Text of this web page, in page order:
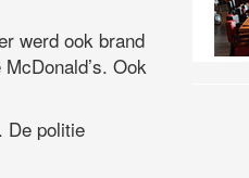
werd ook brand
Ook
De politie